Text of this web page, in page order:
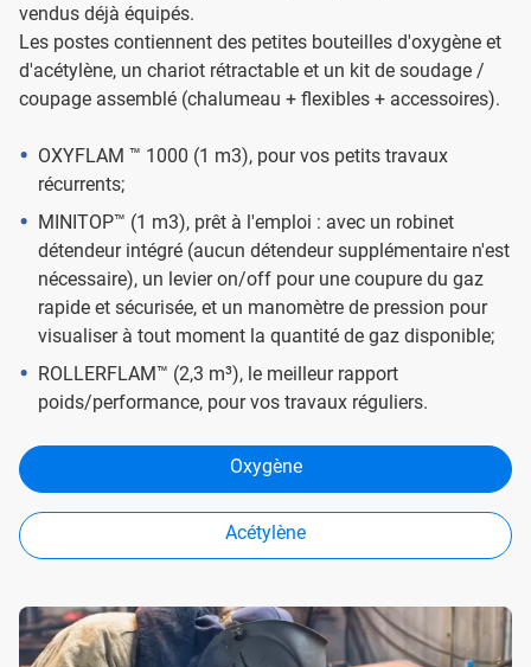
vendus déjà équipés.
Les postes contiennent des petites bouteilles d'oxygène et
d'acétylène, un chariot rétractable et un kit de soudage /
coupage assemblé (chalumeau + flexibles + accessoires).
OXYFLAM ™ 1000 (1 m3), pour vos petits travaux
récurrents;
MINITOP™ (1 m3), prêt à l'emploi : avec un robinet
détendeur intégré (aucun détendeur supplémentaire n'est
nécessaire), un levier on/off pour une coupure du gaz
rapide et sécurisée, et un manomètre de pression pour
visualiser à tout moment la quantité de gaz disponible;
ROLLERFLAM™ (2,3 m³), le meilleur rapport
poids/performance, pour vos travaux réguliers.
Oxygène
Acétylène